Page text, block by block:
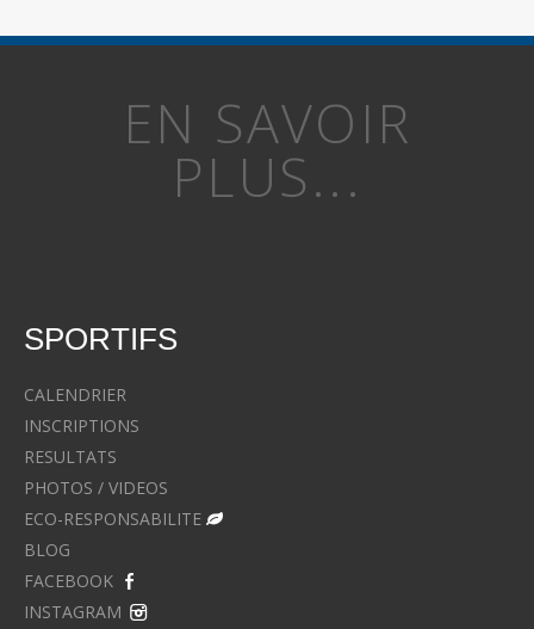
EN SAVOIR
PLUS...
SPORTIFS
CALENDRIER
INSCRIPTIONS
RESULTATS
PHOTOS / VIDEOS
ECO-RESPONSABILITE
BLOG
FACEBOOK
INSTAGRAM